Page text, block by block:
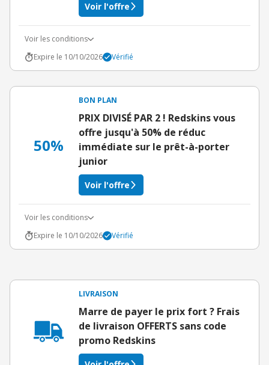
Voir l'offre
Voir les conditions
Expire le 10/10/2026
Vérifié
50%
BON PLAN
PRIX DIVISÉ PAR 2 ! Redskins vous
offre jusqu'à 50% de réduc
immédiate sur le prêt-à-porter
junior
Voir l'offre
Voir les conditions
Expire le 10/10/2026
Vérifié
LIVRAISON
Marre de payer le prix fort ? Frais
de livraison OFFERTS sans code
promo Redskins